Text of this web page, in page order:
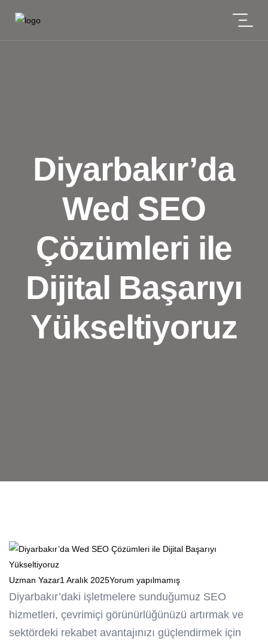
Diyarbakır’da
Wed SEO
Çözümleri ile
Dijital Başarıyı
Yükseltiyoruz
Uzman Yazar1 Aralık 2025Yorum yapılmamış
Diyarbakır’daki işletmelere sunduğumuz SEO
hizmetleri, çevrimiçi görünürlüğünüzü artırmak ve
sektördeki rekabet avantajınızı güçlendirmek için